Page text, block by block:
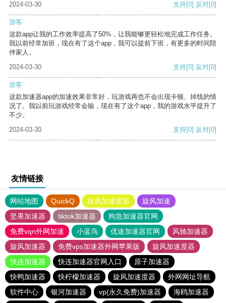
2024-03-30 支持[0] 反对[0]
游客
这款app让我的工作效率提高了50%，让我能够更轻松地完成工作任务。
我以前经常加班，现在有了这个app，我可以提前下班，有更多的时间陪
伴家人。
2024-03-30
支持[0] 反对[0]
游客
这款加速器app的加速效果非常好，玩游戏再也不会出现卡顿、掉线的情
况了。我以前玩游戏经常会输，现在有了这个app，我的游戏水平提升了
不少。
2024-03-30
支持[0] 反对[0]
友情链接
网站地图 QuickQ 旋风加速度器
旋风加速
坚果加速器
tiktok加速器
狗急加速器官网
免费vqn外网加速
小蓝鸟 优途加速器官网
风驰加速器
旋风加速器
免费vps加速器外网苹果版
旋风加速度器
快连加速器
快连加速器官网入口
原子加速器
快鸭加速器
快柠檬加速器 旋风加速度器
外网网址导航
软件中心
银河加速器 vp(永久免费)加速器 海鸥加速器